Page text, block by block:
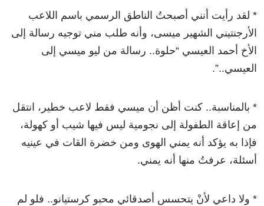
* لقد رأيت أنني أصبحتُ الناطق الرسمي باسم اللاعب
الأرجنتيني الشهير ميسى، وأنه طلب مني توجيه رسالة إلى
الأخ أحمد العيسي “حلوة.. رسالة من ليو ميسي إلى
العيسي..”.
* بالمناسبة.. كنت أظن أن ميسي فقط لاعب خطير، انتقل
من إعاقة الطفولة إلى نجومية ليس فيها شيب أو كهولة،
فإذا به يؤكد أنه يمني الهوى ومن خضرة القات في عينيه
أسئلة، عرفتُ منها أنه يمني.
* ولا داعي لأنْ يتحسس أصدقائي محبو كرستيانو.. فلو لم